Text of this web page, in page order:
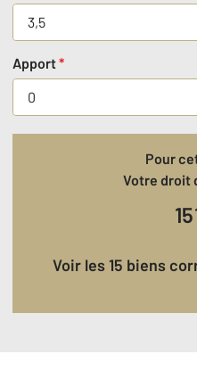
Apport*
Pour
Votre droit
Voir les 15 biens